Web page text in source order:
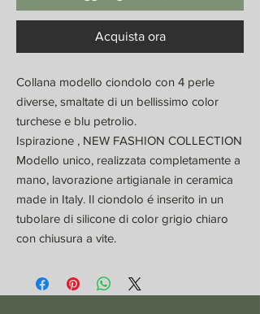
Acquista ora
Collana modello ciondolo con 4 perle
diverse, smaltate di un bellissimo color
turchese e blu petrolio.
Ispirazione , NEW FASHION COLLECTION
Modello unico, realizzata completamente a
mano, lavorazione artigianale in ceramica
made in Italy. Il ciondolo é inserito in un
tubolare di silicone di color grigio chiaro
con chiusura a vite.